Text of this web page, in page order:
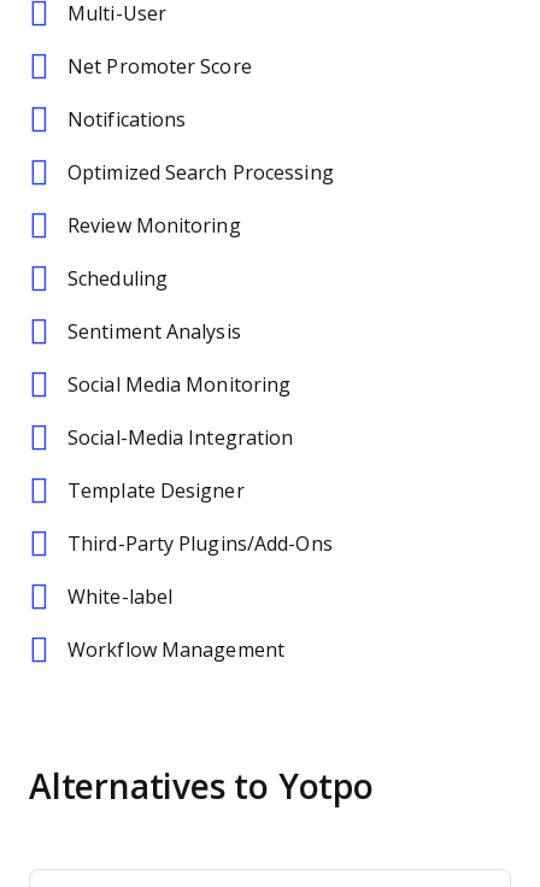
Multi-User
Net Promoter Score
Notifications
Optimized Search Processing
Review Monitoring
Scheduling
Sentiment Analysis
Social Media Monitoring
Social-Media Integration
Template Designer
Third-Party Plugins/Add-Ons
White-label
Workflow Management
Alternatives to Yotpo